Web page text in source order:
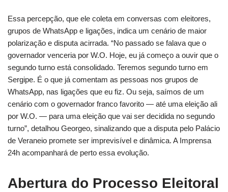
Essa percepção, que ele coleta em conversas com eleitores,
grupos de WhatsApp e ligações, indica um cenário de maior
polarização e disputa acirrada. “No passado se falava que o
governador venceria por W.O. Hoje, eu já começo a ouvir que o
segundo turno está consolidado. Teremos segundo turno em
Sergipe. É o que já comentam as pessoas nos grupos de
WhatsApp, nas ligações que eu fiz. Ou seja, saímos de um
cenário com o governador franco favorito — até uma eleição ali
por W.O. — para uma eleição que vai ser decidida no segundo
turno”, detalhou Georgeo, sinalizando que a disputa pelo Palácio
de Veraneio promete ser imprevisível e dinâmica. A Imprensa
24h acompanhará de perto essa evolução.
Abertura do Processo Eleitoral